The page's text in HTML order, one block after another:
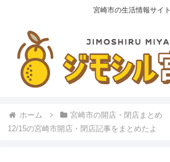
宮崎市の生活情報サイト
ホーム 宮崎市の開店・閉店まとめ
12/15の宮崎市開店・閉店記事をまとめたよ